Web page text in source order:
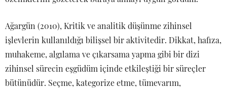
Ağargün (2010), Kritik ve analitik düşünme zihinsel
işlevlerin kullanıldığı bilişsel bir aktivitedir. Dikkat, hafıza,
muhakeme, algılama ve çıkarsama yapma gibi bir dizi
zihinsel sürecin eşgüdüm içinde etkileştiği bir süreçler
bütünüdür. Seçme, kategorize etme, tümevarım,